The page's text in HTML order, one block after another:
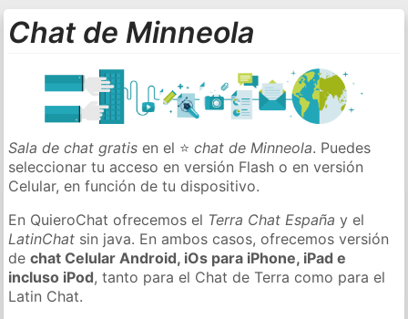
Chat de Minneola
Sala de chat gratis en el ⭐chat de Minneola. Puedes
seleccionar tu acceso en versión Flash o en versión
Celular, en función de tu dispositivo.
En QuieroChat ofrecemos el Terra Chat España y el
LatinChat sin java. En ambos casos, ofrecemos versión
dechat Celular Android, iOs para iPhone, iPad e
incluso iPod, tanto para el Chat de Terra como para el
Latin Chat.